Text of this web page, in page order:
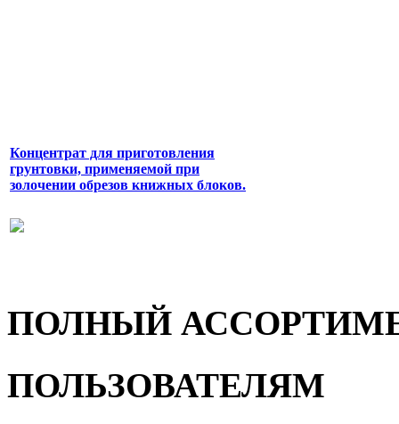
Концентрат для приготовления
грунтовки, применяемой при
золочении обрезов книжных блоков.
ПОЛНЫЙ
ПОЛЬЗОВАТЕЛЯМ